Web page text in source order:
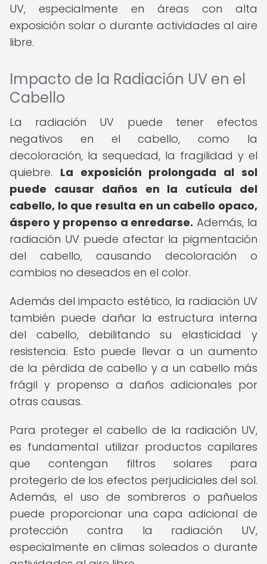
UV, especialmente en áreas con alta
exposición solar o durante actividades al aire
libre.
Impacto de la Radiación UV en el
Cabello
La radiación UV puede tener efectos
negativos en el cabello, como la
decoloración, la sequedad, la fragilidad y el
quiebre. La exposición prolongada al sol
puede causar daños en la cutícula del
cabello, lo que resulta en un cabello opaco,
áspero y propenso a enredarse. Además, la
radiación UV puede afectar la pigmentación
del cabello, causando decoloración o
cambios no deseados en el color.
Además del impacto estético, la radiación UV
también puede dañar la estructura interna
del cabello, debilitando su elasticidad y
resistencia. Esto puede llevar a un aumento
de la pérdida de cabello y a un cabello más
frágil y propenso a daños adicionales por
otras causas.
Para proteger el cabello de la radiación UV,
es fundamental utilizar productos capilares
que contengan filtros solares para
protegerlo de los efectos perjudiciales del sol.
Además, el uso de sombreros o pañuelos
puede proporcionar una capa adicional de
protección contra la radiación UV,
especialmente en climas soleados o durante